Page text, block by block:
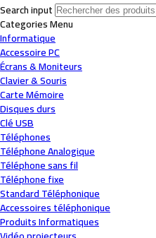
Search input
CategoriesMenu
Informatique
Accessoire PC
Écrans & Moniteurs
Clavier & Souris
Carte Mémoire
Disques durs
Clé USB
Téléphones
Téléphone Analogique
Téléphone sans fil
Téléphone fixe
Standard Téléphonique
Accessoires téléphonique
Produits Informatiques